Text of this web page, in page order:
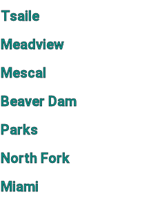
Tsaile
Meadview
Mescal
Beaver Dam
Parks
North Fork
Miami